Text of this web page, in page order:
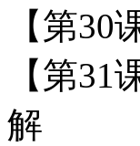
【第
【第
解